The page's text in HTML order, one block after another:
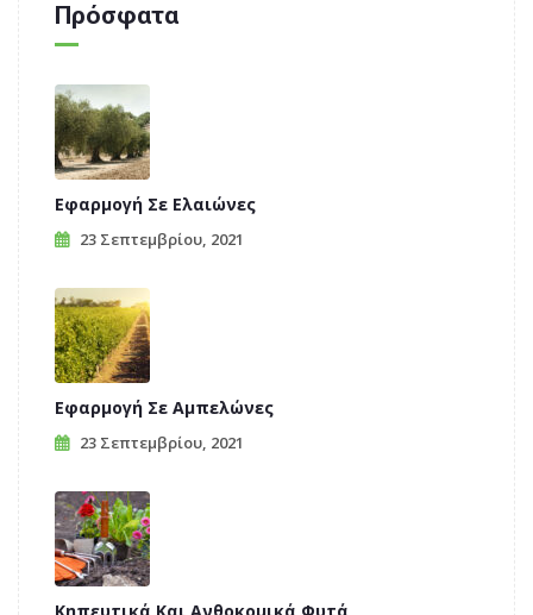
Πρόσφατα
Εφαρμογή Σε Ελαιώνες
23 Σεπτεμβρίου, 2021
Εφαρμογή Σε Αμπελώνες
23 Σεπτεμβρίου, 2021